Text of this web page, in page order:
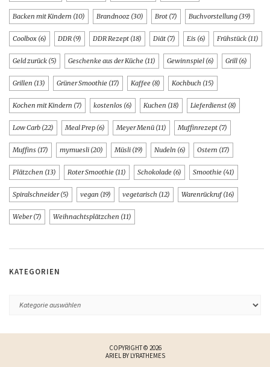
Backen mit Kindern (10) Brandnooz (30) Brot (7) Buchvorstellung (39)
Coolbox (6) DDR (9) DDR Rezept (18) Diät (7) Eis (6) Frühstück (11)
Geld zurück (5) Geschenke aus der Küche (11) Gewinnspiel (6) Grill (6)
Grillen (13) Grüner Smoothie (17) Kaffee (8) Kochbuch (15)
Kochen mit Kindern (7) kostenlos (6) Kuchen (18) Lieferdienst (8)
Low Carb (22) Meal Prep (6) Meyer Menü (11) Muffinrezept (7)
Muffins (17) mymuesli (20) Müsli (19) Nudeln (6) Ostern (17)
Plätzchen (13) Roter Smoothie (11) Schokolade (6) Smoothie (41)
Spiralschneider(5) vegan (19) vegetarisch (12) Warenrückruf(16)
Weber(7) Weihnachtsplätzchen (11)
KATEGORIEN
COPYRIGHT © 2026
ARIEL BY LYRATHEMES